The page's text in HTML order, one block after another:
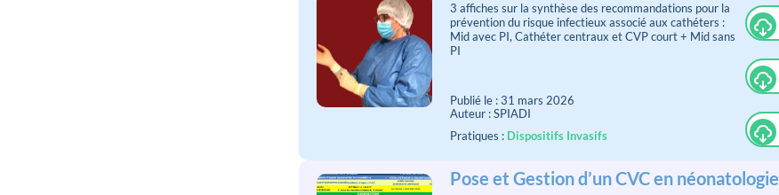
3 affiches sur la synthèse des recommandations pour la
prévention du risque infectieux associé aux cathéters :
Mid avec PI, Cathéter centraux et CVP court + Mid sans
PI
Publié le : 31 mars 2026
Auteur : SPIADI
Pratiques : Dispositifs Invasifs
Pose et Gestion d’un CVC en néonatologie